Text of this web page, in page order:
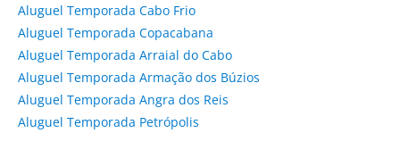
Aluguel Temporada Cabo Frio
Aluguel Temporada Copacabana
Aluguel Temporada Arraial do Cabo
Aluguel Temporada Armação dos Búzios
Aluguel Temporada Angra dos Reis
Aluguel Temporada Petrópolis